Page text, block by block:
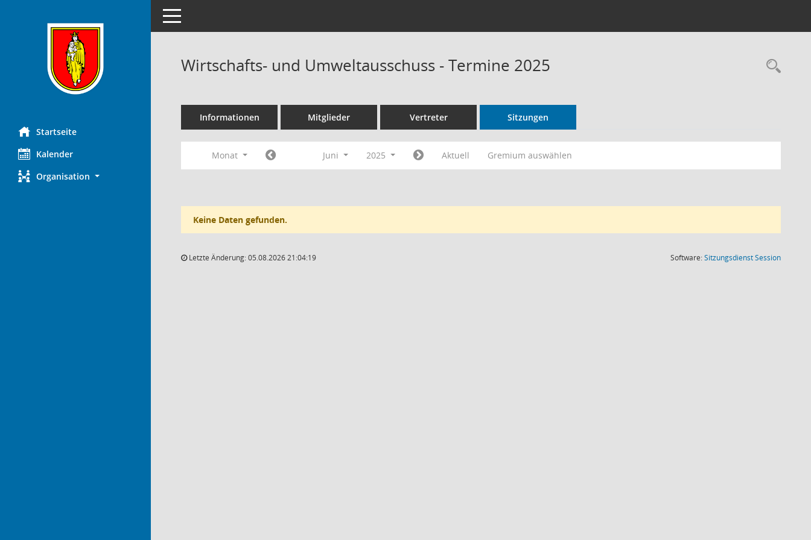
Startseite
Kalender
Organisation
Toggle navigation
Wirtschafts- und Umweltausschuss - Termine 2025
Informationen Mitglieder Vertreter Sitzungen
Monat Juni 2025 Aktuell Gremium auswählen
Keine Daten gefunden.
Letzte Änderung: 05.08.2026 21:04:19 Software:SitzungsdienstSession(Wird in